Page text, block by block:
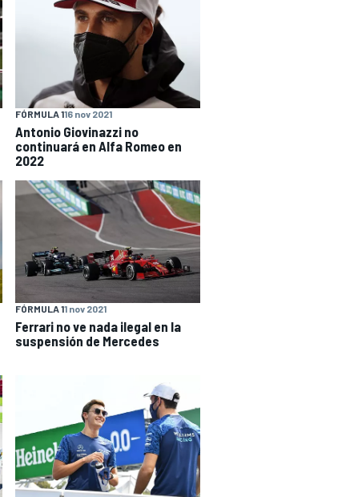
FÓRMULA 116 nov 2021
Antonio Giovinazzi no
continuará en Alfa Romeo en
2022
FÓRMULA 11 nov 2021
Ferrari no ve nada ilegal en la
suspensión de Mercedes